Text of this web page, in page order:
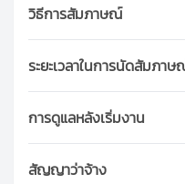
วิธีการสัมภาษณ์
สัมภาษณ์ที่บ้าน (สามาร
สัมภาษณ์ที่สำนักงาน
หรือเชียงใหม่)
สัมภาษณ์ออนไลน์ ผ่าน
ทดลองทำงาน (สูงสุด 3
ระยะเวลาในการนัดสัมภา
สามารถเริ่มนัดสัมภาษ
ไม่แนะนำให้จองล่วงห
ต้องการเริ่มงานโดยเร็ว
การดูแลหลังเริ่มงาน
โดยไม่คิดค่าใช้จ่ายเพิ่มเติม
สัญญาว่าจ้าง